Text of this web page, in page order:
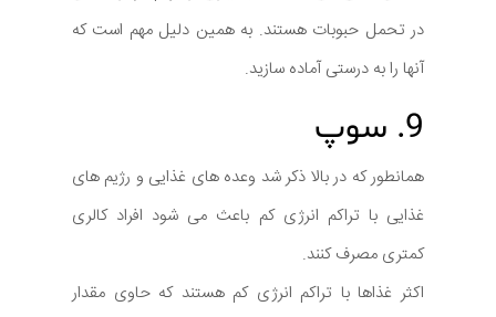
در تحمل حبوبات هستند. به همین دلیل مهم است که
آنها را به درستی آماده سازید.
9. سوپ
همانطور که در بالا ذکر شد وعده های غذایی و رژیم های
غذایی با تراکم انرژی کم باعث می شود افراد کالری
کمتری مصرف کنند.
اکثر غذاها با تراکم انرژی کم هستند که حاوی مقدار